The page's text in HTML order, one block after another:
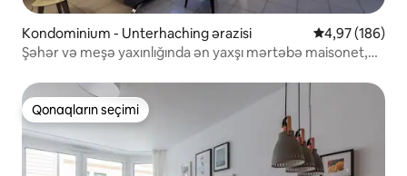
Kondominium - Unterhaching ərazisi Ortalama
4,97 (186)
Şəhər və meşə yaxınlığında ən yaxşı mərtəbə maisonet,
Qonaqların seçimi
Qonaqların seçimi